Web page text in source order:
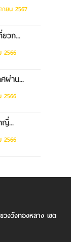
ยน 2567
ยวก...
2566
ผ่าน...
2566
ญี่...
2566
วงวังทองหลาง เขต